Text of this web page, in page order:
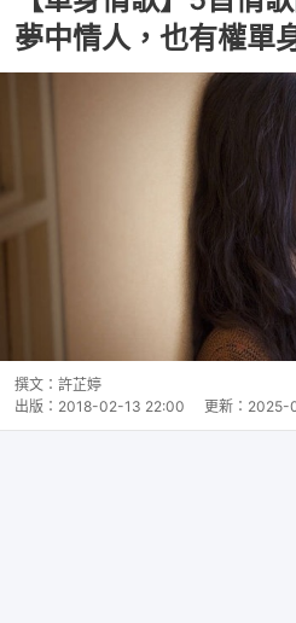
夢中情人，也有權單
撰文： 許芷婷
出版： 2018-02-13 22:00 更新： 2025-